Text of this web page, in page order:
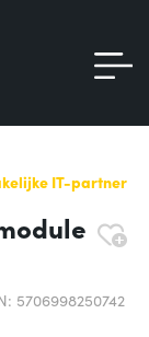
IT-partner
5706998250742